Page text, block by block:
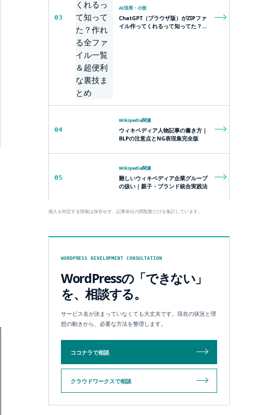
03
AI活用・小技
ChatGPT（ブラウザ版）がZIPファ
イル作ってくれるって知ってた？作
04
Wikipedia関連
ウィキペディア人物記事の書き方｜
BLPの注意点とNG表現集完全版
05
Wikipedia関連
難しいウィキペディア企業グループ
の扱い｜親子・ブランド統合実践法
個人を特定する情報は保存せず、記事単位の閲覧数だけを集計しています。
WORDPRESS DEVELOPMENT CONSULTATION
WordPressの「できない」
を、相談する。
サービス名が決まっていなくても大丈夫です。現在の状況と理
想の動きから、必要な方法を整理します。
ココナラで相談
クラウドワークスで相談